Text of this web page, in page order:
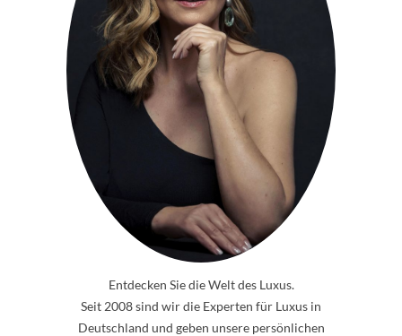
Entdecken Sie die Welt des Luxus.
Seit 2008 sind wir die Experten für Luxus in
Deutschland und geben unsere persönlichen